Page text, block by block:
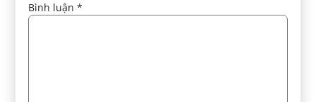
Bình luận*